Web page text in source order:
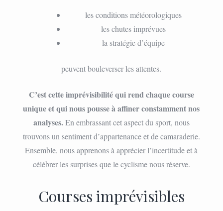
les conditions météorologiques
les chutes imprévues
la stratégie d’équipe
peuvent bouleverser les attentes.
C’est cette imprévisibilité qui rend chaque course
unique et qui nous pousse à affiner constamment nos
analyses.En embrassant cet aspect du sport, nous
trouvons un sentiment d’appartenance et de camaraderie.
Ensemble, nous apprenons à apprécier l’incertitude et à
célébrer les surprises que le cyclisme nous réserve.
Courses imprévisibles